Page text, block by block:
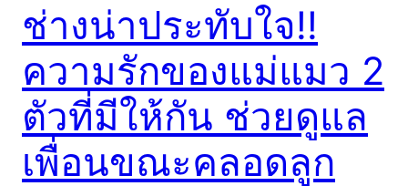
ช่างน่าประทับใจ!!
ความรักของแม่แมว 2
ตัวที่มีให้กัน ช่วยดูแล
เพื่อนขณะคลอดลูก